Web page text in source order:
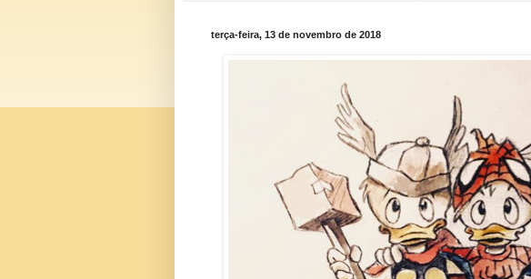
terça-feira, 13 de novembro de 2018